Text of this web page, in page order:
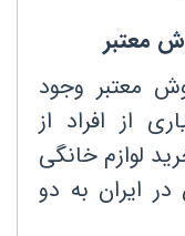
معتبر
معتبر وجود
از افراد از
لوازم خانگی
ایران به دو